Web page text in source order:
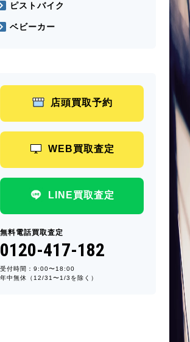
ピストバイク
ベビーカー
店頭買取予約
WEB買取査定
LINE買取査定
無料電話買取査定
0120-417-182
受付時間：9:00〜18:00
年中無休（12/31〜1/3を除く）